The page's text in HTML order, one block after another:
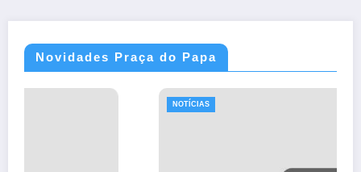
Novidades Praça do Papa